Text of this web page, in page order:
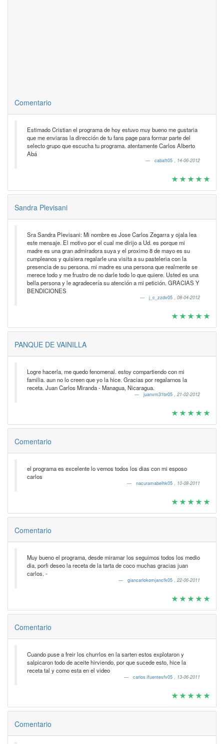
Comentario
Estimado Cristian el programa de hoy estuvo muy bueno me gustaria
que me enviaras la dirección de tu fans page para formar parte del
selecto grupo que escucha tu programa. atentamente Carlos Alberto
Abá
cabaft05 , 14-06-2012
Sandra Plevisani
Sra Sandra Plevisani: Mi nombre es Jose Carlos Zegarra y ojala lea
este mensaje. El motivo por el cual me dirijo a Ud. es porque mi
madre es una gran admiradora suya y el proximo 8 de mayo es su
cumpleanos y quisiera regalarle una visita a su pasteleria con la
presencia de su persona. mi madre es una persona que realmente se
merece todo y me frustro de no darle todo lo que quiere. Usted es una
bella persona y le agradecería su atención a mi petición. GRACIAS Y
BENDICIONES
j_c_zzdv05 , 08-04-2012
PANQUE DE VAINILLA
Logre hacerla, me quedo fenomenal. estoy compartiendo con mi
familia. aun no lo creen que yo la hice. Gracias por regalarnos la
receta. Juan Carlos Miranda - Managua, Nicaragua.
juanvm31br05 , 21-02-2012
Comentario
el programa es excelente lo vemos todos los dias con mi esposo
carlos
nacuramabelhk05 , 10-08-2011
Comentario
Muy bueno el programa, desde miramar los seguimos todos los medio
dia, porfi deseo la receta de la tarta de coco muchas gracias juan
carlos. -
giancarlokomjancfk05 , 22-06-2011
Comentario
Cuando puse a freir los churrlos en la sarten estos explotaron y
salpicaron todo de aceite hirviendo, por que sucede esto, hice la
receta tal y como esta en el video
carlos.lfuentesfv05 , 13-06-2011
Comentario